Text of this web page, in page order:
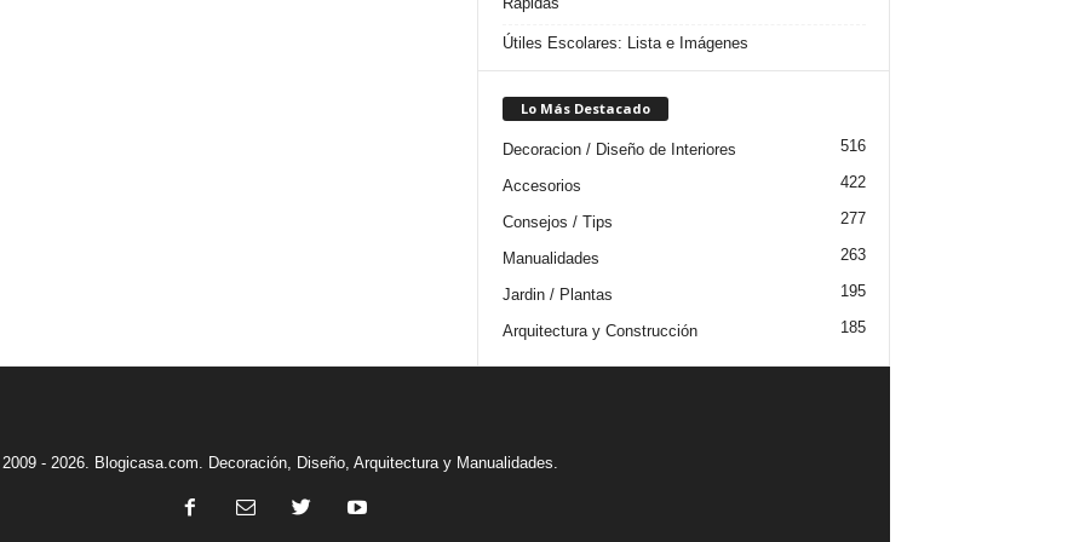
Útiles Escolares: Lista e Imágenes
Lo Más Destacado
Decoracion / Diseño de Interiores 516
Accesorios 422
Consejos / Tips 277
Manualidades 263
Jardin / Plantas 195
Arquitectura y Construcción 185
- 2026. Blogicasa.com. Decoración, Diseño, Arquitectura y Manualidades.